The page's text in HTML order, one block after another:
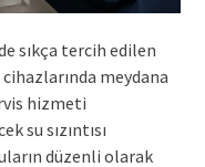
sıkça tercih edilen
cihazlarında meydana
hizmeti
su sızıntısı
düzenli olarak